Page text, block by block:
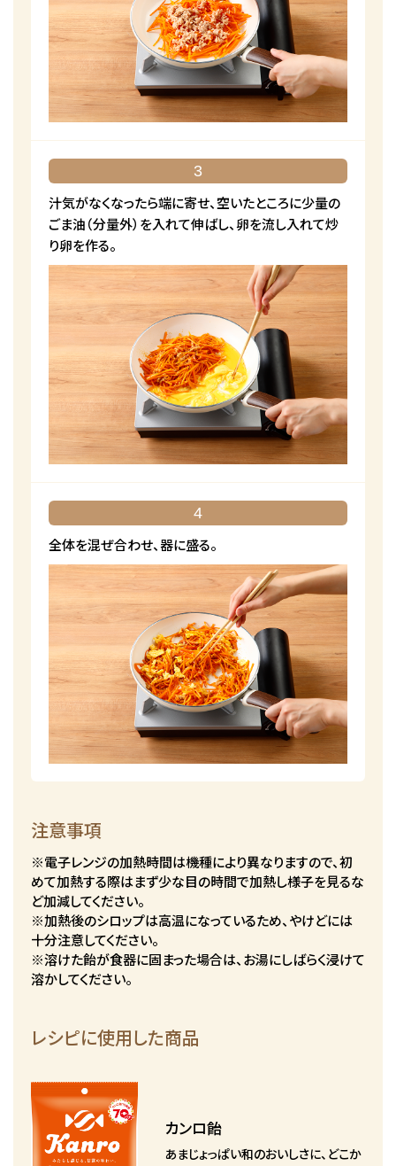
3
汁気がなくなったら端に寄せ、空いたところに少量の
ごま油（分量外）を入れて伸ばし、卵を流し入れて炒
り卵を作る。
4
全体を混ぜ合わせ、器に盛る。
注意事項
※電子レンジの加熱時間は機種により異なりますので、初
めて加熱する際はまず少な目の時間で加熱し様子を見るな
ど加減してください。
※加熱後のシロップは高温になっているため、やけどには
十分注意してください。
※溶けた飴が食器に固まった場合は、お湯にしばらく浸けて
溶かしてください。
レシピに使用した商品
カンロ飴
あまじょっぱい和のおいしさに、どこか